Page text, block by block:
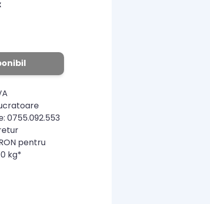
0755.092.553
pentru
kg*